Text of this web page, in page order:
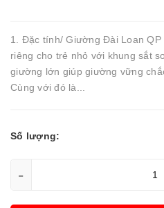
1. Đặc tính/ Giường Đài Loan
riêng cho trẻ nhỏ với khung sắt
giường lớn giúp giường vững
Cùng với đó là...
Số lượng:
-